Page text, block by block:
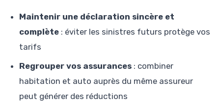
Maintenir une déclaration sincère et
complète : éviter les sinistres futurs protège vos
tarifs
Regrouper vos assurances : combiner
habitation et auto auprès du même assureur
peut générer des réductions